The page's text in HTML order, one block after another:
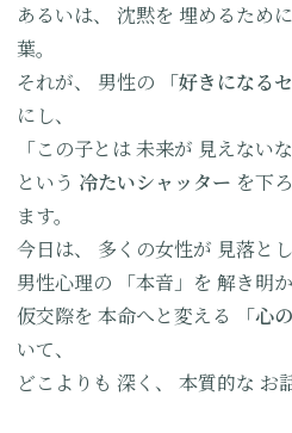
あるいは、
沈黙を 埋めるために
葉。
それが、
男性の 「好きになる
にし、
「この子とは未来が 見えないな
という 冷たいシャッター を下
ます。
今日は、
多くの女性が 見落と
男性心理の
「本音」を 解き明か
仮交際を 本命へと変える 「心
いて、
どこよりも 深く、 本質的な お